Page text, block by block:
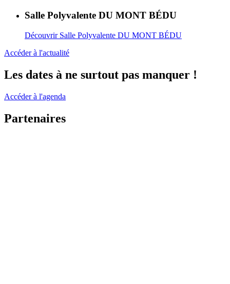
Salle Polyvalente DU MONT BÉDU
Découvrir Salle Polyvalente DU MONT BÉDU
Accéder à l'actualité
Les dates à ne surtout pas manquer !
Accéder à l'agenda
Partenaires